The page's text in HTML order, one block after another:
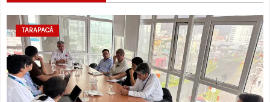
11 de agosto
Martes 20°C 18°C
12 de agosto
Miércoles 21°C 18°C
TARAPACÁ